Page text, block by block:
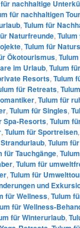
nachhaltige
für nachhaltigen
, Tulum für
Naturfreunde,
, Tulum für
Ökotourismus,
im Urlaub, Tulum
Resorts, Tulum
für Retreats,
, Tulum für
, Tulum für Singles,
Spa-Resorts, Tulum
, Tulum für Sportreisen,
, Tulum
für Tauchgänge,
, Tulum für
, Tulum für
und
für Wellness, Tulum
für Wellness-
für Winterurlaub,